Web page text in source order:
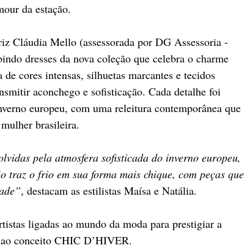
da estação.
Cláudia Mello (assessorada por DG Assessoria -
dresses da nova coleção que celebra o charme
cores intensas, silhuetas marcantes e tecidos
aconchego e sofisticação. Cada detalhe foi
europeu, com uma releitura contemporânea que
brasileira.
pela atmosfera sofisticada do inverno europeu,
traz o frio em sua forma mais chique, com peças que
, destacam as estilistas Maísa e Natália.
ligadas ao mundo da moda para prestigiar a
conceito CHIC D’HIVER.